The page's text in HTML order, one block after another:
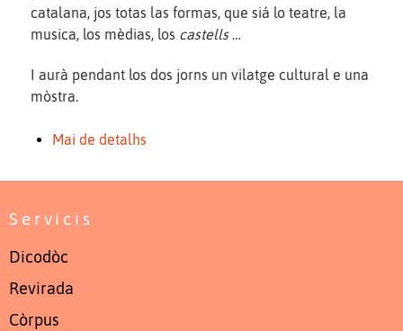
catalana, jos totas las formas, que siá lo teatre, la
musica, los mèdias, los castells…
I aurà pendant los dos jorns un vilatge cultural e una
mòstra.
Mai de detalhs
Servicis
Dicodòc
Revirada
Còrpus